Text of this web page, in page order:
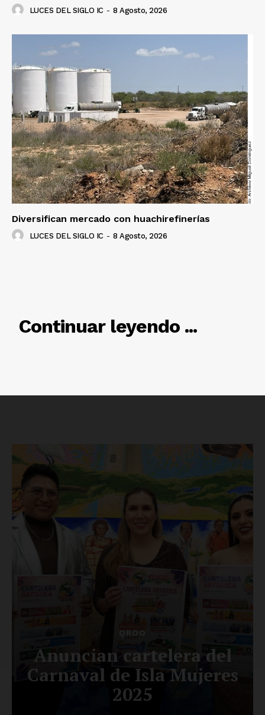
Del Siglo
LUCES DEL SIGLO IC - 8 Agosto, 2026
Diversifican mercado con huachirefinerías
LUCES DEL SIGLO IC - 8 Agosto, 2026
Continuar leyendo ...
RELACIONADO